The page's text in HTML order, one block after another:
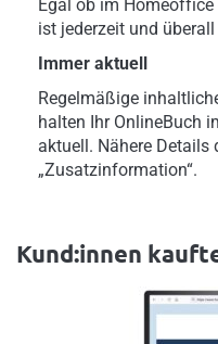
Egal ob im Homeoffice
ist jederzeit und
Immer aktuell
Regelmäßige
halten Ihr OnlineBuch
aktuell. Nähere Details
„Zusatzinformation“.
Kund:innen